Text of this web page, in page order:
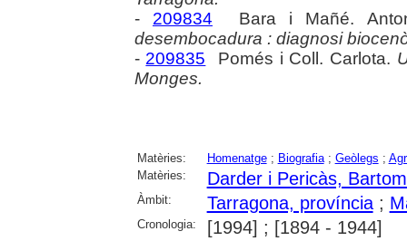
- 209834 Bara i Mañé.
desembocadura : diagnosi
- 209835 Pomés i Coll. Carlota.
Monges.
Matèries: Homenatge; Biografia; Geòlegs ;
Matèries:
Darder i Pericàs,
Àmbit: Tarragona, província;
Cronologia: [1994] ; [1894 - 1944]